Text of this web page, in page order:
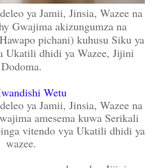
ya Jamii, Jinsia, Wazee na
Gwajima akizungumza na
pichani) kuhusu Siku ya
Ukatili dhidi ya Wazee, Jijini
Dodoma.
Wetu
ya Jamii, Jinsia, Wazee na
amesema kuwa Serikali
vitendo vya Ukatili dhidi ya
wazee.